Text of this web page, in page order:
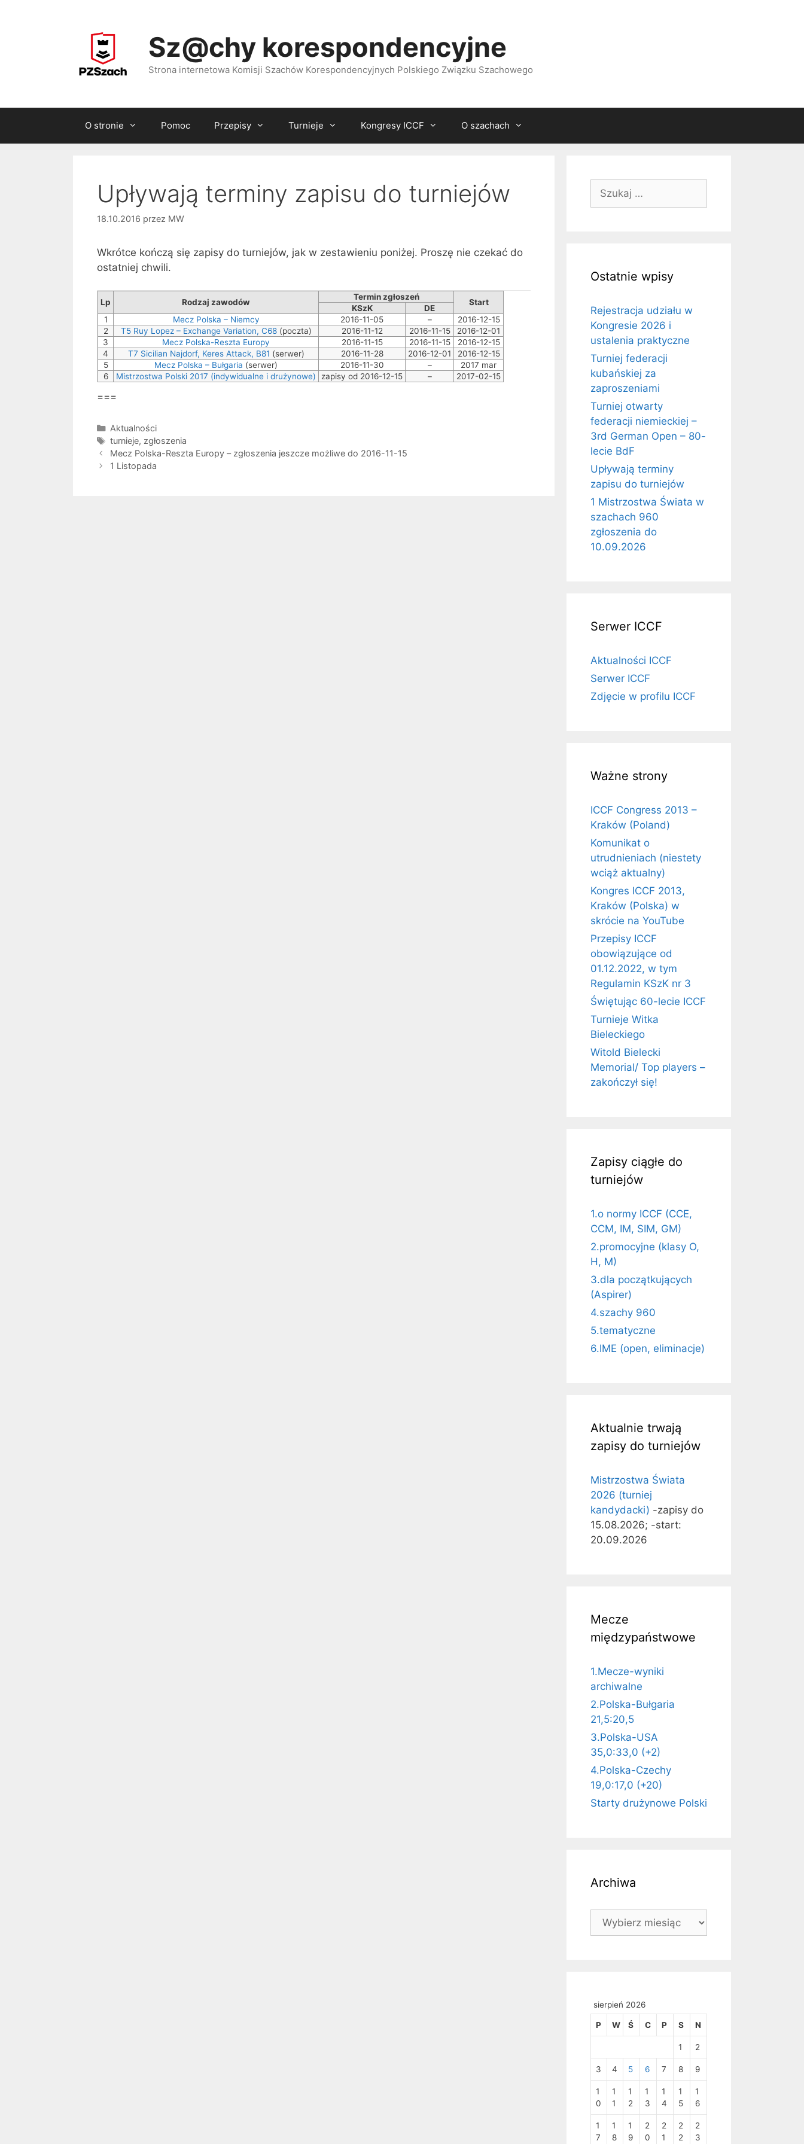
Sz@chy korespondencyjne
Strona internetowa Komisji Szachów Korespondencyjnych Polskiego Związku Szachowego
O stronie Pomoc Przepisy Turnieje Kongresy ICCF O szachach
Upływają terminy zapisu do turniejów
18.10.2016 przez MW
Wkrótce kończą się zapisy do turniejów, jak w zestawieniu poniżej. Proszę nie czekać do
ostatniej chwili.
Lp Rodzaj zawodów
Termin zgłoszeń
Start
KSzK
DE
1
Mecz Polska – Niemcy 2016-11-05 –
2016-12-15
2
T5 Ruy Lopez – Exchange Variation, C68(poczta) 2016-11-12 2016-11-15
2016-12-01
3
Mecz Polska-Reszta Europy 2016-11-15 2016-11-15
2016-12-15
4
T7 Sicilian Najdorf, Keres Attack, B81 (serwer) 2016-11-28 2016-12-01
2016-12-15
5
Mecz Polska – Bułgaria (serwer) 2016-11-30 –
2017 mar
6
Mistrzostwa Polski 2017 (indywidualne i drużynowe) zapisy od 2016-12-15 – 2017-02-15
===
Kategorie
Aktualności
Tagi
turnieje, zgłoszenia
Mecz Polska-Reszta Europy – zgłoszenia jeszcze możliwe do 2016-11-15
1 Listopada
Ostatnie wpisy
Rejestracja udziału w
Kongresie 2026 i
ustalenia praktyczne
Turniej federacji
kubańskiej za
zaproszeniami
Turniej otwarty
federacji niemieckiej –
3rd German Open – 80-
lecie BdF
Upływają terminy
zapisu do turniejów
1 Mistrzostwa Świata w
szachach 960
zgłoszenia do
10.09.2026
Serwer ICCF
Aktualności ICCF
Serwer ICCF
Zdjęcie w profilu ICCF
Ważne strony
ICCF Congress 2013 –
Kraków (Poland)
Komunikat o
utrudnieniach (niestety
wciąż aktualny)
Kongres ICCF 2013,
Kraków (Polska) w
skrócie na YouTube
Przepisy ICCF
obowiązujące od
01.12.2022, w tym
Regulamin KSzK nr 3
Świętując 60-lecie ICCF
Turnieje Witka
Bieleckiego
Witold Bielecki
Memorial/ Top players –
zakończył się!
Zapisy ciągłe do
turniejów
1.o normy ICCF (CCE,
CCM, IM, SIM, GM)
2.promocyjne (klasy O,
H, M)
3.dla początkujących
(Aspirer)
4.szachy 960
5.tematyczne
6.IME (open, eliminacje)
Aktualnie trwają
zapisy do turniejów
Mistrzostwa Świata
2026 (turniej
kandydacki) -zapisy do
15.08.2026; -start:
20.09.2026
Mecze
międzypaństwowe
1.Mecze-wyniki
archiwalne
2.Polska-Bułgaria
21,5:20,5
3.Polska-USA
35,0:33,0 (+2)
4.Polska-Czechy
19,0:17,0 (+20)
Starty drużynowe Polski
Archiwa
Archiwa
sierpień 2026
P W Ś C P S N
1 2
3 4 5 6 7 8 9
1
0
1
1
1
2
1
3
1
4
1
5
1
6
1
7
1
8
1
9
2
0
2
1
2
2
2
3